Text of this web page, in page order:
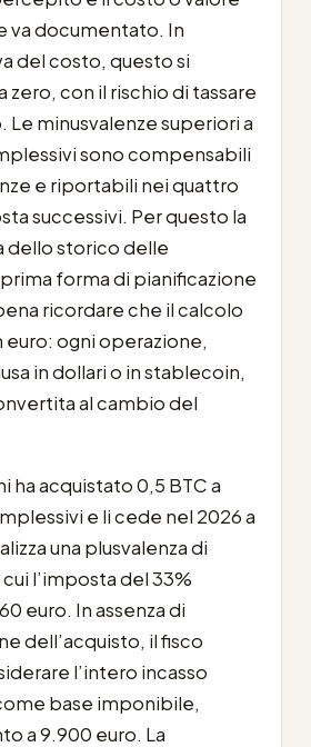
va documentato. In
del costo, questo si
zero, con il rischio di tassare
Le minusvalenze superiori a
sono compensabili
e riportabili nei quattro
successivi. Per questo la
dello storico delle
forma di pianificazione
ricordare che il calcolo
ogni operazione,
in dollari o in stablecoin,
al cambio del
ha acquistato 0,5 BTC a
e li cede nel 2026 a
una plusvalenza di
l’imposta del 33%
euro. In assenza di
dell’acquisto, il fisco
l’intero incasso
base imponibile,
a 9.900 euro. La